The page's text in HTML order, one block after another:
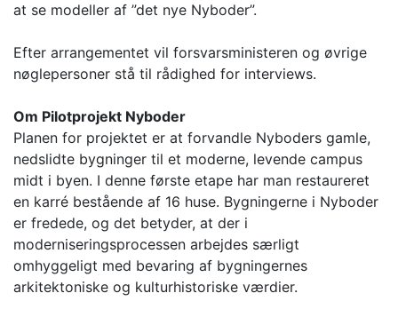
at se modeller af ”det nye Nyboder”.
Efter arrangementet vil forsvarsministeren og øvrige
nøglepersoner stå til rådighed for interviews.
Om Pilotprojekt Nyboder
Planen for projektet er at forvandle Nyboders gamle,
nedslidte bygninger til et moderne, levende campus
midt i byen. I denne første etape har man restaureret
en karré bestående af 16 huse. Bygningerne i Nyboder
er fredede, og det betyder, at der i
moderniseringsprocessen arbejdes særligt
omhyggeligt med bevaring af bygningernes
arkitektoniske og kulturhistoriske værdier.